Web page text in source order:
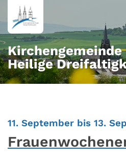
Zum Inhalt springen
Heilige
11. September bis 13.